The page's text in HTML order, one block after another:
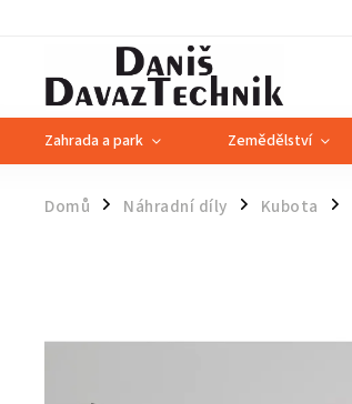
Zahrada a park Zemědělství
Domů / Náhradní díly / Kubota /